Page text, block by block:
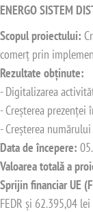
ENERGO SISTEM
Scopul proiectului:
comerț prin
Rezultate obținute:
- Digitalizarea
- Creșterea
- Creșterea
Data de începere:
Valoarea totală a
Sprijin financiar UE
FEDR și 62.395,04